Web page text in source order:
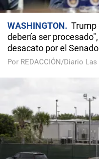
WASHINGTON
Trump
debería ser
desacato por el Senado
Por REDACCIÓN/Diario